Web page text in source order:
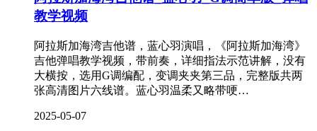
教学视频
阿拉斯加海湾吉他谱，蓝心羽演唱，《阿拉斯加海湾》
吉他弹唱教学视频，带前奏，详细指法示范讲解，没有
大横按，选用G调编配，变调夹夹第三品，完整版共两
张高清图片六线谱。蓝心羽温柔又略带哽…
2025-05-07